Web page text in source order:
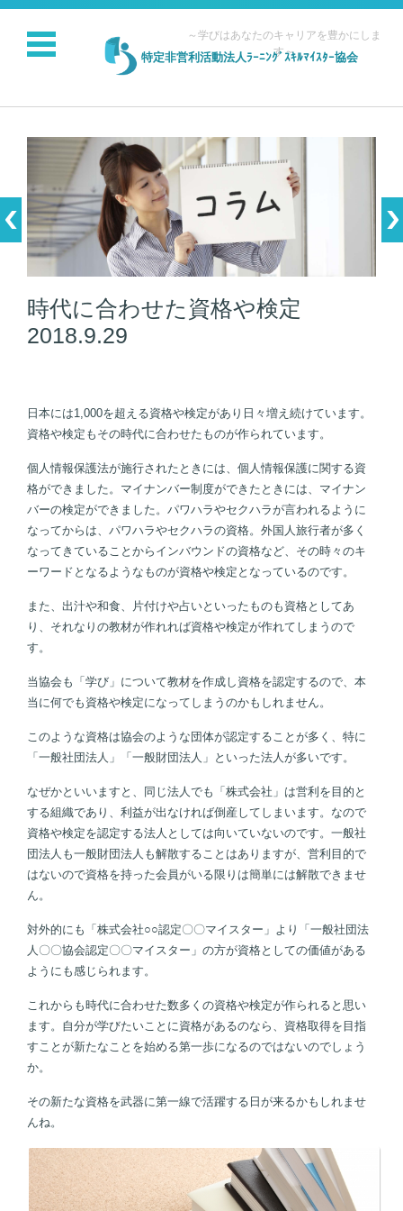
特定非営利活動法人ﾗｰﾆﾝｸﾞｽｷﾙﾏｲｽﾀｰ協会
～学びはあなたのキャリアを豊かにしま
す～
コンテンツに移動
時代に合わせた資格や検定
2018.9.29
日本には1,000を超える資格や検定があり日々増え続けています。
資格や検定もその時代に合わせたものが作られています。
個人情報保護法が施行されたときには、個人情報保護に関する資
格ができました。マイナンバー制度ができたときには、マイナン
バーの検定ができました。パワハラやセクハラが言われるように
なってからは、パワハラやセクハラの資格。外国人旅行者が多く
なってきていることからインバウンドの資格など、その時々のキ
ーワードとなるようなものが資格や検定となっているのです。
また、出汁や和食、片付けや占いといったものも資格としてあ
り、それなりの教材が作れれば資格や検定が作れてしまうので
す。
当協会も「学び」について教材を作成し資格を認定するので、本
当に何でも資格や検定になってしまうのかもしれません。
このような資格は協会のような団体が認定することが多く、特に
「一般社団法人」「一般財団法人」といった法人が多いです。
なぜかといいますと、同じ法人でも「株式会社」は営利を目的と
する組織であり、利益が出なければ倒産してしまいます。なので
資格や検定を認定する法人としては向いていないのです。一般社
団法人も一般財団法人も解散することはありますが、営利目的で
はないので資格を持った会員がいる限りは簡単には解散できませ
ん。
対外的にも「株式会社○○認定〇〇マイスター」より「一般社団法
人〇〇協会認定〇〇マイスター」の方が資格としての価値がある
ようにも感じられます。
これからも時代に合わせた数多くの資格や検定が作られると思い
ます。自分が学びたいことに資格があるのなら、資格取得を目指
すことが新たなことを始める第一歩になるのではないのでしょう
か。
その新たな資格を武器に第一線で活躍する日が来るかもしれませ
んね。